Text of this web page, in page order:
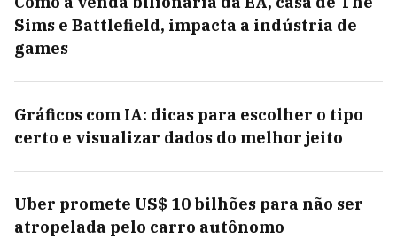
Sims e Battlefield, impacta a indústria de
games
Gráficos com IA: dicas para escolher o tipo
certo e visualizar dados do melhor jeito
Uber promete US$ 10 bilhões para não ser
atropelada pelo carro autônomo